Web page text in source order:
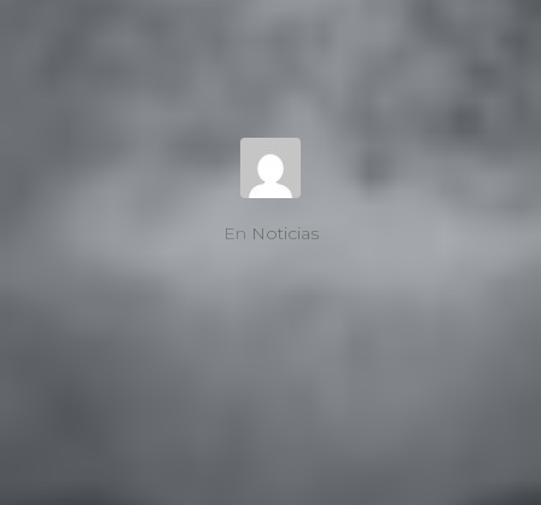
En Noticias